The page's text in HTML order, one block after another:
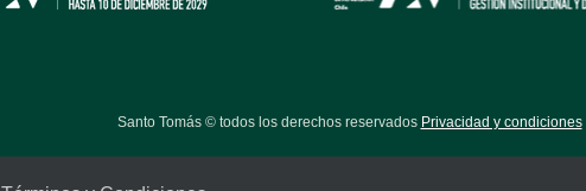
Santo Tomás © todos los derechos reservados Privacidad y condiciones|